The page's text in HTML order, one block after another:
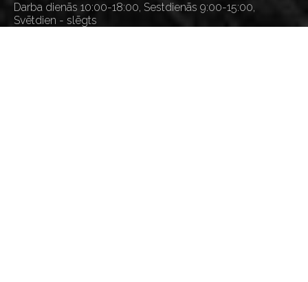
Darba dienās 10:00-18:00, Sestdienās 9:00-15:00,
Svētdien - slēgts